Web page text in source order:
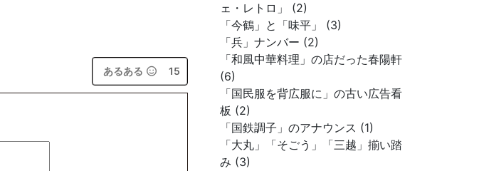
あるある 15
ェ・レトロ」 (2)
「今鶴」と「味平」 (3)
「兵」ナンバー (2)
「和風中華料理」の店だった春陽軒
(6)
「国民服を背広服に」の古い広告看
板 (2)
「国鉄調子」のアナウンス (1)
「大丸」「そごう」「三越」揃い踏
み (3)